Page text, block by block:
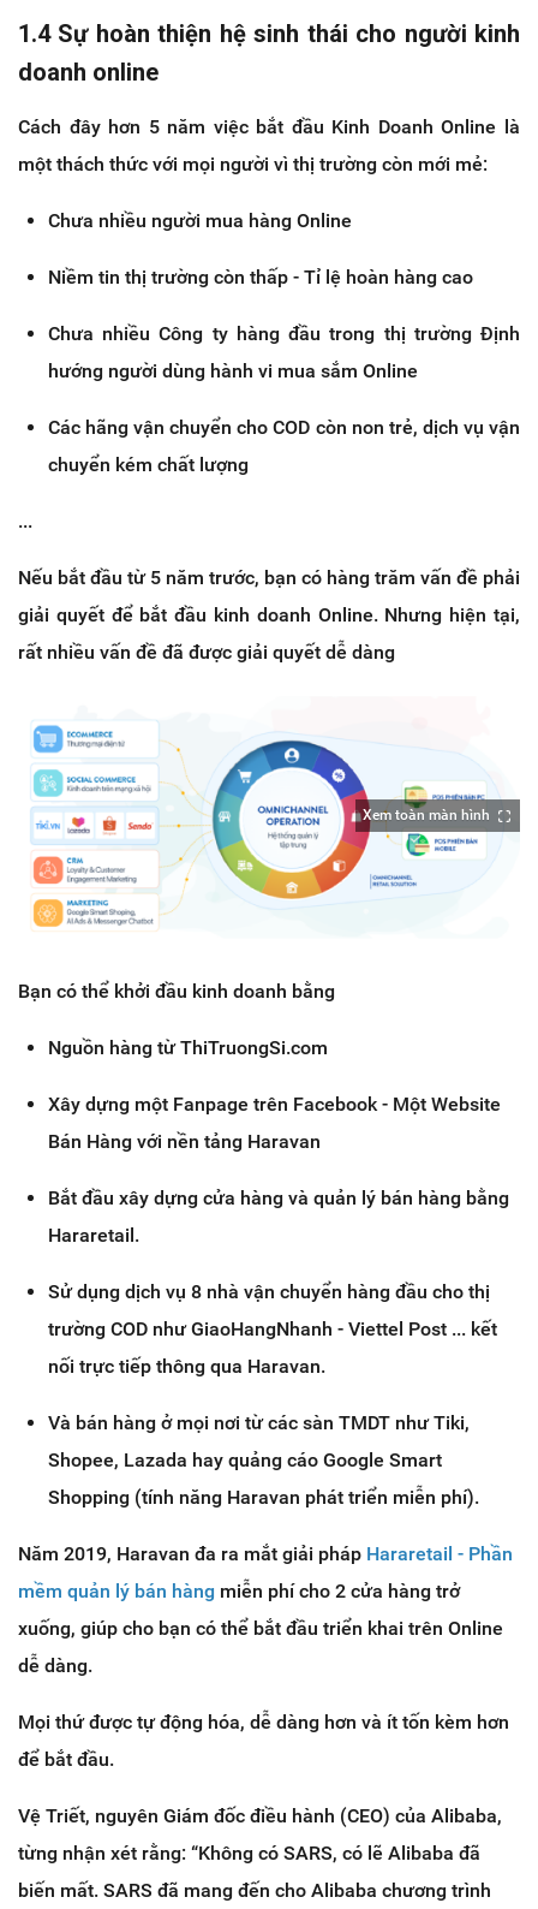
1.4 Sự hoàn thiện hệ sinh thái cho người kinh
doanh online
Cách đây hơn 5 năm việc bắt đầu Kinh Doanh Online là
một thách thức với mọi người vì thị trường còn mới mẻ:
Chưa nhiều người mua hàng Online
Niềm tin thị trường còn thấp - Tỉ lệ hoàn hàng cao
Chưa nhiều Công ty hàng đầu trong thị trường Định
hướng người dùng hành vi mua sắm Online
Các hãng vận chuyển cho COD còn non trẻ, dịch vụ vận
chuyển kém chất lượng
...
Nếu bắt đầu từ 5 năm trước, bạn có hàng trăm vấn đề phải
giải quyết để bắt đầu kinh doanh Online. Nhưng hiện tại,
rất nhiều vấn đề đã được giải quyết dễ dàng
Xem toàn màn hình
Bạn có thể khởi đầu kinh doanh bằng
Nguồn hàng từ ThiTruongSi.com
Xây dựng một Fanpage trên Facebook - Một Website
Bán Hàng với nền tảng Haravan
Bắt đầu xây dựng cửa hàng và quản lý bán hàng bằng
Hararetail.
Sử dụng dịch vụ 8 nhà vận chuyển hàng đầu cho thị
trường COD như GiaoHangNhanh - Viettel Post ... kết
nối trực tiếp thông qua Haravan.
Và bán hàng ở mọi nơi từ các sàn TMDT như Tiki,
Shopee, Lazada hay quảng cáo Google Smart
Shopping (tính năng Haravan phát triển miễn phí).
Năm 2019, Haravan đa ra mắt giải pháp Hararetail - Phần
mềm quản lý bán hàng miễn phí cho 2 cửa hàng trở
xuống, giúp cho bạn có thể bắt đầu triển khai trên Online
dễ dàng.
Mọi thứ được tự động hóa, dễ dàng hơn và ít tốn kèm hơn
để bắt đầu.
Vệ Triết, nguyên Giám đốc điều hành (CEO) của Alibaba,
từng nhận xét rằng: “Không có SARS, có lẽ Alibaba đã
biến mất. SARS đã mang đến cho Alibaba chương trình